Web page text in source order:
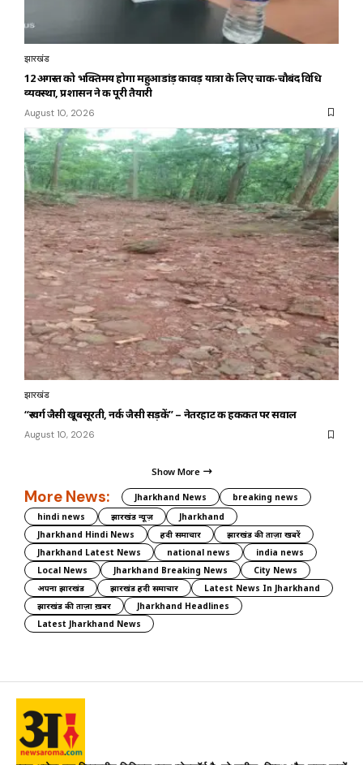
झारखंड
12 अगस्त को भक्तिमय होगा महुआडांड़ कावड़ यात्रा के लिए चाक-चौबंद विधि
व्यवस्था, प्रशासन ने की पूरी तैयारी
August 10, 2026
झारखंड
“स्वर्ग जैसी खूबसूरती, नर्क जैसी सड़कें” – नेतरहाट की हकीकत पर सवाल
August 10, 2026
Show More
More News: Jharkhand News
breaking news
hindi news
झारखंड न्यूज़
Jharkhand
Jharkhand Hindi News
हिंदी समाचार
झारखंड की ताज़ा खबरें
Jharkhand Latest News
national news
india news
Local News
Jharkhand Breaking News
City News
अपना झारखंड
झारखंड हिंदी समाचार
Latest News In Jharkhand
झारखंड की ताज़ा ख़बर
Jharkhand Headlines
Latest Jharkhand News